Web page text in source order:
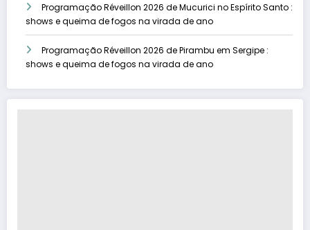
Programação Réveillon 2026 de Mucurici no Espírito Santo :
shows e queima de fogos na virada de ano
Programação Réveillon 2026 de Pirambu em Sergipe :
shows e queima de fogos na virada de ano